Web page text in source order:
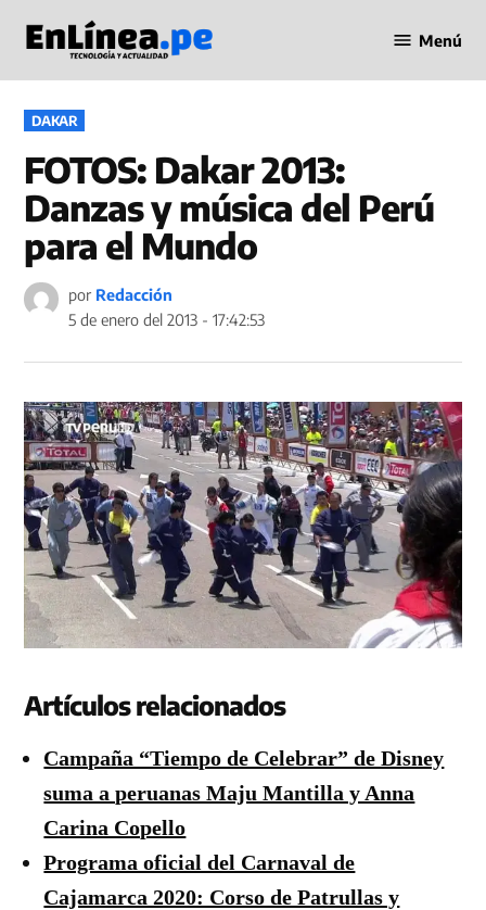
contenido
en Línea
Menú
PUBLICADO
EN
DAKAR
FOTOS: Dakar 2013:
Danzas y música del Perú
para el Mundo
por Redacción
5 de enero del 2013 - 17:42:53
Artículos relacionados
Campaña “Tiempo de Celebrar” de Disney
suma a peruanas Maju Mantilla y Anna
Carina Copello
Programa oficial del Carnaval de
Cajamarca 2020: Corso de Patrullas y